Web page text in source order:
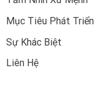
Mục Tiêu Phát Triển
Sự Khác Biệt
Liên Hệ